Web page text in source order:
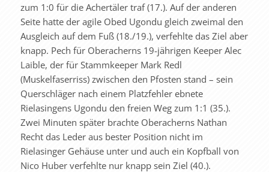
zum 1:0 für die Achertäler traf (17.). Auf der anderen
Seite hatte der agile Obed Ugondu gleich zweimal den
Ausgleich auf dem Fuß (18./19.), verfehlte das Ziel aber
knapp. Pech für Oberacherns 19-jährigen Keeper Alec
Laible, der für Stammkeeper Mark Redl
(Muskelfaserriss) zwischen den Pfosten stand – sein
Querschläger nach einem Platzfehler ebnete
Rielasingens Ugondu den freien Weg zum 1:1 (35.).
Zwei Minuten später brachte Oberacherns Nathan
Recht das Leder aus bester Position nicht im
Rielasinger Gehäuse unter und auch ein Kopfball von
Nico Huber verfehlte nur knapp sein Ziel (40.).